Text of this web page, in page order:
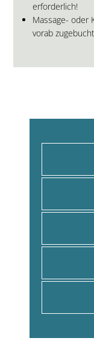
erforderlich!
Massage- oder
vorab